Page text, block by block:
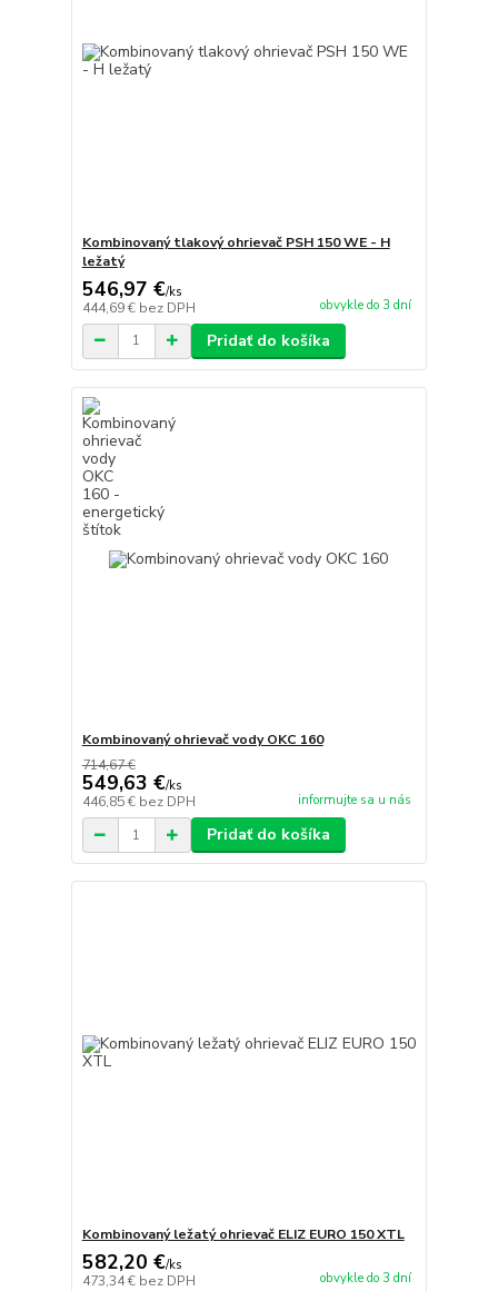
Kombinovaný tlakový ohrievač PSH 150 WE - H
ležatý
546,97 €/ks
444,69 € bez DPH obvykle do 3 dní
Pridať do košíka
Kombinovaný ohrievač vody OKC 160
714,67 €
549,63 €/ks
446,85 € bez DPH informujte sa u nás
Pridať do košíka
Kombinovaný ležatý ohrievač ELIZ EURO 150 XTL
582,20 €/ks
473,34 € bez DPH obvykle do 3 dní